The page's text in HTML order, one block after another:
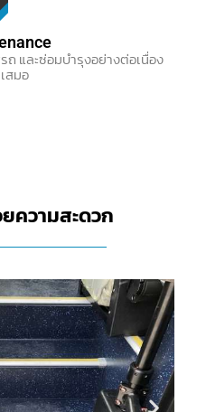
และซ่อมบำรุงอย่างต่อเนื่อง
สมอ
ความสะดวก